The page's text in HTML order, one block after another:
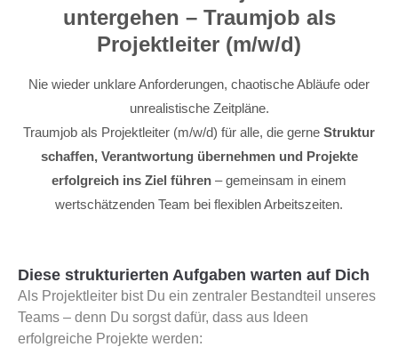
untergehen – Traumjob als
Projektleiter (m/w/d)
Nie wieder unklare Anforderungen, chaotische Abläufe oder
unrealistische Zeitpläne.
Traumjob als Projektleiter (m/w/d) für alle, die gerne Struktur
schaffen, Verantwortung übernehmen und Projekte
erfolgreich ins Ziel führen – gemeinsam in einem
wertschätzenden Team bei flexiblen Arbeitszeiten.
Diese strukturierten Aufgaben warten auf Dich
Als Projektleiter bist Du ein zentraler Bestandteil unseres
Teams – denn Du sorgst dafür, dass aus Ideen
erfolgreiche Projekte werden: